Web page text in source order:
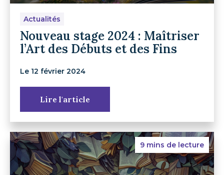
Actualités
Nouveau stage 2024 : Maîtriser
l’Art des Débuts et des Fins
Le 12 février 2024
Lire l'article
9 mins de lecture